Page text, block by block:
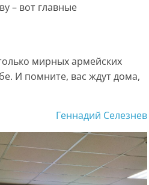
– вот главные
мирных армейских
И помните, вас ждут дома,
Геннадий Селезнев